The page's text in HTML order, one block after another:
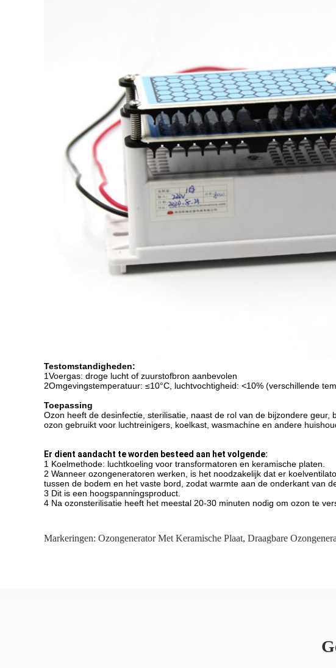
Testomstandigheden:
1Voergas: droge lucht of zuurstofbron aanbevolen
2Omgevingstemperatuur: ≤10°C, luchtvochtigheid: <10% (verschillende
Toepassing
Ozon heeft de desinfectie, sterilisatie, naast de rol van de bijzondere
ozon gebruikt voor luchtreinigers, koelkast, wasmachine en andere
Er dient aandacht te worden besteed aan het volgende:
1 Koelmethode: luchtkoeling voor transformatoren en keramische platen.
2 Wanneer ozongeneratoren werken, is het noodzakelijk dat er
tussen de bodem en het vaste bord, zodat warmte aan de onderkant van
3 Dit is een hoogspanningsproduct.
4 Na ozonsterilisatie heeft het meestal 20-30 minuten nodig om ozon te
Markeringen: Ozongenerator Met Keramische Plaat, Draagbare